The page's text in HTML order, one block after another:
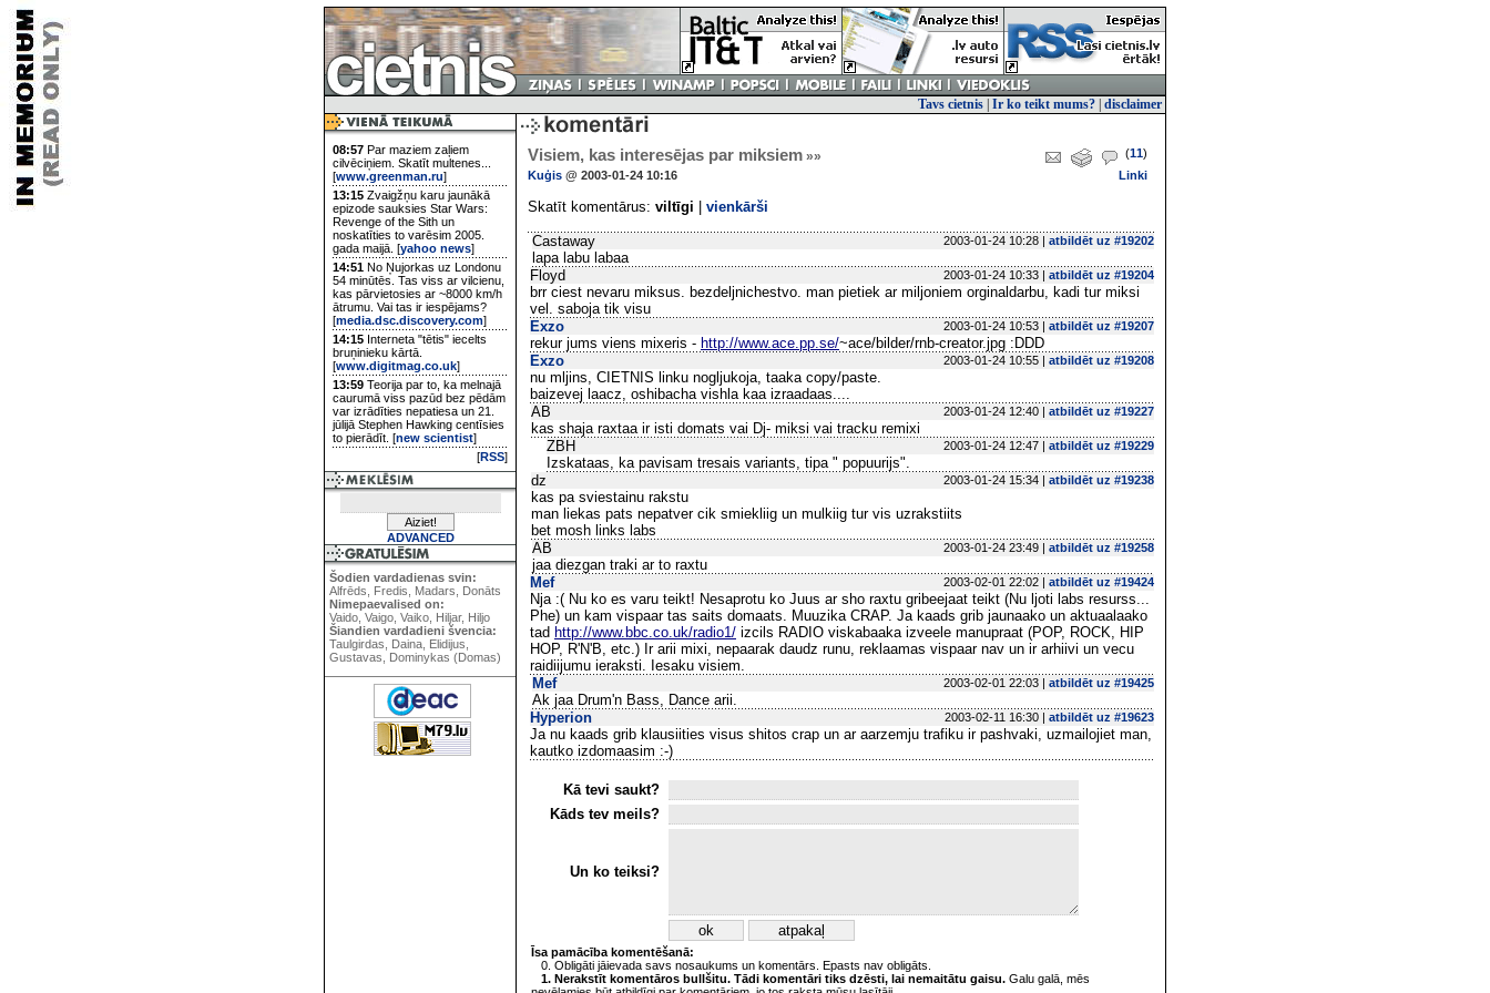
Tavs cietnis Ir ko teikt mums? disclaimer
08:57 Par maziem zaļiem
cilvēciņiem. Skatīt multenes...
[www.greenman.ru]
13:15 Zvaigžņu karu jaunākā
epizode sauksies Star Wars:
Revenge of the Sith un
noskatīties to varēsim 2005.
gada maijā. [yahoo news]
14:51 No Ņujorkas uz Londonu
54 minūtēs. Tas viss ar vilcienu,
kas pārvietosies ar ~8000 km/h
ātrumu. Vai tas ir iespējams?
[media.dsc.discovery.com]
14:15 Interneta "tētis" iecelts
bruņinieku kārtā.
[www.digitmag.co.uk]
13:59 Teorija par to, ka melnajā
caurumā viss pazūd bez pēdām
var izrādīties nepatiesa un 21.
jūlijā Stephen Hawking centīsies
to pierādīt. [new scientist]
[RSS]
ADVANCED
Šodien vardadienas svin:
Alfrēds, Fredis, Madars, Donāts
Nimepaevalised on:
Vaido, Vaigo, Vaiko, Hiljar, Hiljo
Šiandien vardadieni švencia:
Taulgirdas, Daina, Elidijus,
Gustavas, Dominykas (Domas)
Visiem, kas interesējas par miksiem »» (11)
Kuģis @ 2003-01-24 10:16 Linki
Skatīt komentārus: viltīgi vienkārši
Castaway 2003-01-24 10:28 | atbildēt uz #19202
lapa labu labaa
Floyd
2003-01-24 10:33 | atbildēt uz #19204
brr ciest nevaru miksus. bezdeljnichestvo. man pietiek ar miljoniem orginaldarbu, kadi tur miksi
vel. saboja tik visu
Exzo
2003-01-24 10:53 | atbildēt uz #19207
rekur jums viens mixeris - http://www.ace.pp.se/~ace/bilder/rnb-creator.jpg :DDD
Exzo
2003-01-24 10:55 | atbildēt uz #19208
nu mljins, CIETNIS linku nogljukoja, taaka copy/paste.
baizevej laacz, oshibacha vishla kaa izraadaas....
AB
2003-01-24 12:40 | atbildēt uz #19227
kas shaja raxtaa ir isti domats vai Dj- miksi vai tracku remixi
ZBH
2003-01-24 12:47 | atbildēt uz #19229
Izskataas, ka pavisam tresais variants, tipa " popuurijs".
dz
2003-01-24 15:34 | atbildēt uz #19238
kas pa sviestainu rakstu
man liekas pats nepatver cik smiekliig un mulkiig tur vis uzrakstiits
bet mosh links labs
AB
2003-01-24 23:49 | atbildēt uz #19258
jaa diezgan traki ar to raxtu
Mef
2003-02-01 22:02 | atbildēt uz #19424
Nja :( Nu ko es varu teikt! Nesaprotu ko Juus ar sho raxtu gribeejaat teikt (Nu ljoti labs resurss...
Phe) un kam vispaar tas saits domaats. Muuzika CRAP. Ja kaads grib jaunaako un aktuaalaako
tad http://www.bbc.co.uk/radio1/ izcils RADIO viskabaaka izveele manupraat (POP, ROCK, HIP
HOP, R'N'B, etc.) Ir arii mixi, nepaarak daudz runu, reklaamas vispaar nav un ir arhiivi un vecu
raidiijumu ieraksti. Iesaku visiem.
Mef
2003-02-01 22:03 | atbildēt uz #19425
Ak jaa Drum'n Bass, Dance arii.
Hyperion
2003-02-11 16:30 | atbildēt uz #19623
Ja nu kaads grib klausiities visus shitos crap un ar aarzemju trafiku ir pashvaki, uzmailojiet man,
kautko izdomaasim :-)
Kā tevi saukt?
Kāds tev meils?
Un ko teiksi?
Īsa pamācība komentēšanā:
0. Obligāti jāievada savs nosaukums un komentārs. Epasts nav obligāts.
1. Nerakstīt komentāros bullšitu. Tādi komentāri tiks dzēsti, lai nemaitātu gaisu. Galu galā, mēs